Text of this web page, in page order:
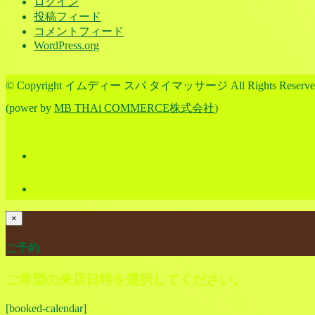
投稿フィード
コメントフィード
WordPress.org
© Copyright イムディー スパ タイマッサージ All Rights
(power by MB THAi COMMERCE株式会社)
×
ご予約
ご希望の来店日時を選択してください。
[booked-calendar]